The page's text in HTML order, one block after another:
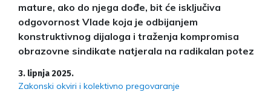
mature, ako do njega dođe, bit će isključiva
odgovornost Vlade koja je odbijanjem
konstruktivnog dijaloga i traženja kompromisa
obrazovne sindikate natjerala na radikalan potez
3. lipnja 2025.
Zakonski okviri i kolektivno pregovaranje